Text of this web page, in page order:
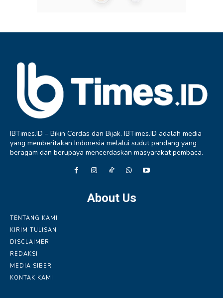
IBTimes.ID – Bikin Cerdas dan Bijak. IBTimes.ID adalah media
yang memberitakan Indonesia melalui sudut pandang yang
beragam dan berupaya mencerdaskan masyarakat pembaca.
About Us
TENTANG KAMI
KIRIM TULISAN
DISCLAIMER
REDAKSI
MEDIA SIBER
KONTAK KAMI